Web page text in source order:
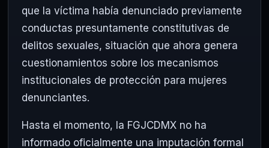
que la víctima había denunciado previamente
conductas presuntamente constitutivas de
delitos sexuales, situación que ahora genera
cuestionamientos sobre los mecanismos
institucionales de protección para mujeres
denunciantes.
Hasta el momento, la FGJCDMX no ha
informado oficialmente una imputación formal